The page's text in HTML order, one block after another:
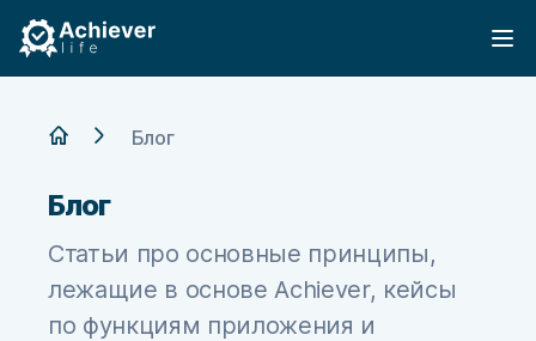
Achiever
Home Блог
Блог
Статьи про основные принципы,
лежащие в основе Achiever, кейсы
по функциям приложения и